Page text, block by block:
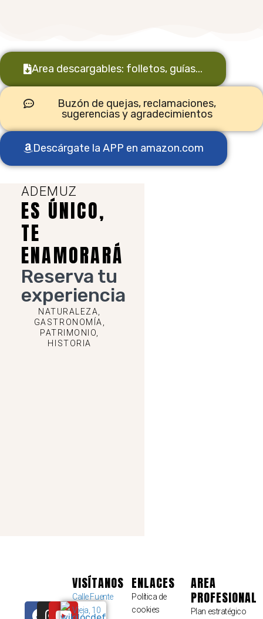
Area descargables: folletos, guías...
Buzón de quejas, reclamaciones,
sugerencias y agradecimientos
Descárgate la APP en amazon.com
ADEMUZ
ES ÚNICO,
TE
ENAMORARÁ
Reserva tu
experiencia
NATURALEZA,
GASTRONOMÍA,
PATRIMONIO,
HISTORIA
VISÍTANOS
Calle Fuente
Vieja, 10
ENLACES
Política de
cookies
AREA
PROFESIONAL
Plan estratégico